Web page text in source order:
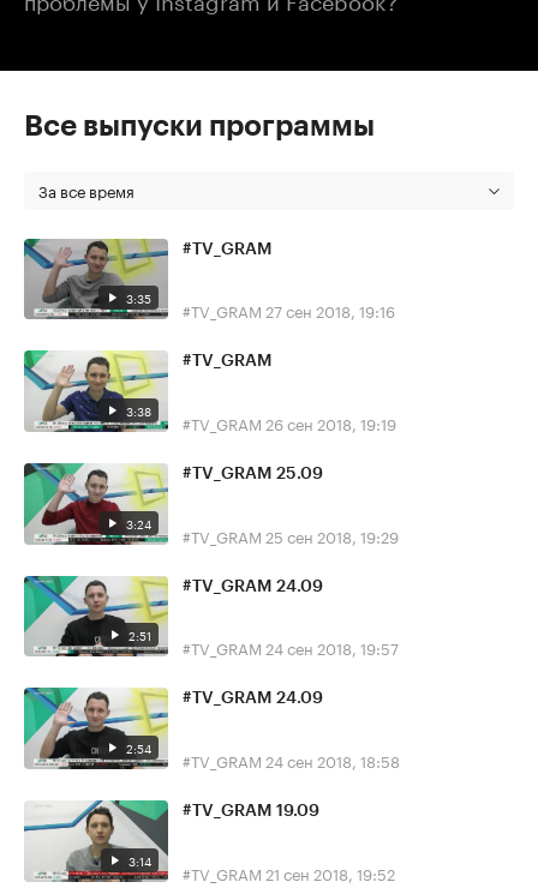
Все выпуски программы
За все время
3:35
#TV_GRAM
#TV_GRAM 27 сен 2018, 19:16
3:38
#TV_GRAM
#TV_GRAM 26 сен 2018, 19:19
3:24
#TV_GRAM 25.09
#TV_GRAM 25 сен 2018, 19:29
2:51
#TV_GRAM 24.09
#TV_GRAM 24 сен 2018, 19:57
2:54
#TV_GRAM 24.09
#TV_GRAM 24 сен 2018, 18:58
3:14
#TV_GRAM 19.09
#TV_GRAM 21 сен 2018, 19:52